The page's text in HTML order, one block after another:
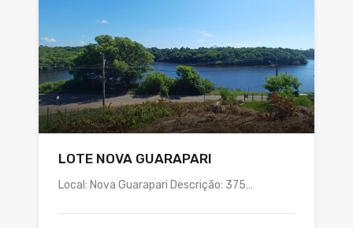
LOTE NOVA GUARAPARI
Local: Nova Guarapari Descrição: 375…